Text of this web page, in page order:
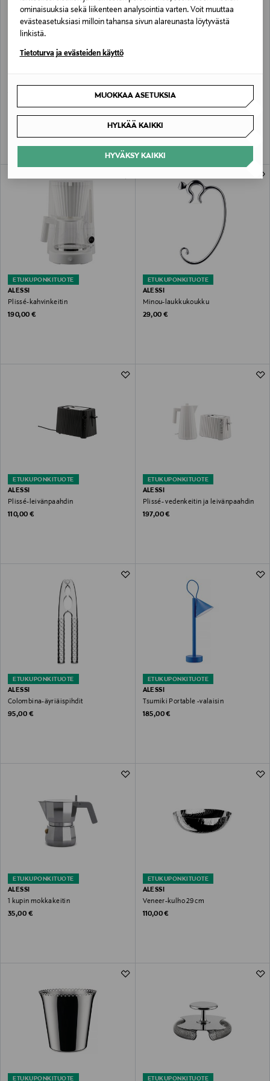
ominaisuuksia sekä liikenteen analysointia varten. Voit muuttaa
evästeasetuksiasi milloin tahansa sivun alareunasta löytyvästä
linkistä.
Tietoturva ja evästeiden käyttö
MUOKKAA ASETUKSIA
HYLKÄÄ KAIKKI
HYVÄKSY KAIKKI
Discounted Price
29,90 € Original Price
75,00 €
ALESSI
Original Price
100,00 €
ETUKUPONKITUOTE
ALESSI
Plissé-kahvinkeitin
Original Price
190,00 €
ETUKUPONKITUOTE
ALESSI
Minou-laukkukoukku
Original Price
29,00 €
ETUKUPONKITUOTE
ALESSI
Plissé-leivänpaahdin
Original Price
110,00 €
ETUKUPONKITUOTE
ALESSI
Plissé- vedenkeitin ja leivänpaahdin
Original Price
197,00 €
ETUKUPONKITUOTE
ALESSI
Colombina-äyriäispihdit
Original Price
95,00 €
ETUKUPONKITUOTE
ALESSI
Tsumiki Portable -valaisin
Original Price
185,00 €
ETUKUPONKITUOTE
ALESSI
1 kupin mokkakeitin
Original Price
35,00 €
ETUKUPONKITUOTE
ALESSI
Veneer-kulho 29 cm
Original Price
110,00 €
ETUKUPONKITUOTE ETUKUPONKITUOTE